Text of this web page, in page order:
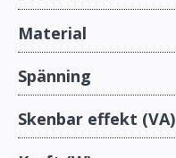
Material
Spänning
Skenbar effekt (VA)